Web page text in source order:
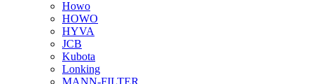
Howo
HOWO
HYVA
JCB
Kubota
Lonking